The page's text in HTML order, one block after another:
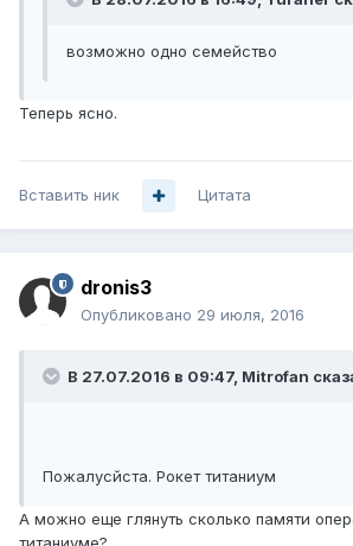
возможно одно семейство
Теперь ясно.
Вставить ник Цитата
dronis3
Опубликовано 29 июля, 2016
В 27.07.2016 в 09:47, Mitrofan
Пожалусйста. Рокет титаниум
А можно еще глянуть сколько памяти